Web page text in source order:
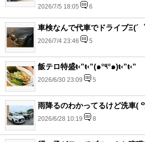
2026/7/5 18:05 6
車検なんで代車でドライブ
2026/7/4 23:46 5
飯テロ特盛ŧ‹”ŧ‹”(๑°༥°๑)ŧ‹”ŧ‹”
2026/6/30 23:09 5
雨降るのわかってるけど洗車(
2026/6/28 10:19 8